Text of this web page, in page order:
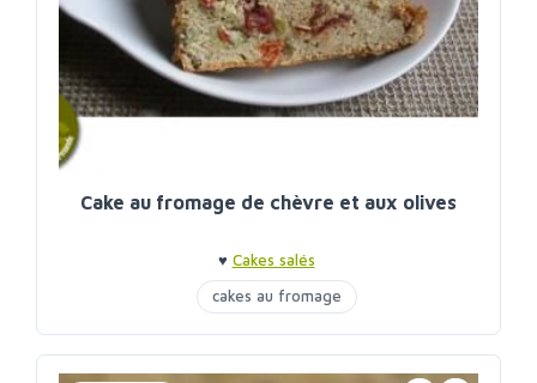
Cake au fromage de chèvre et aux olives
♥ Cakes salés
cakes au fromage